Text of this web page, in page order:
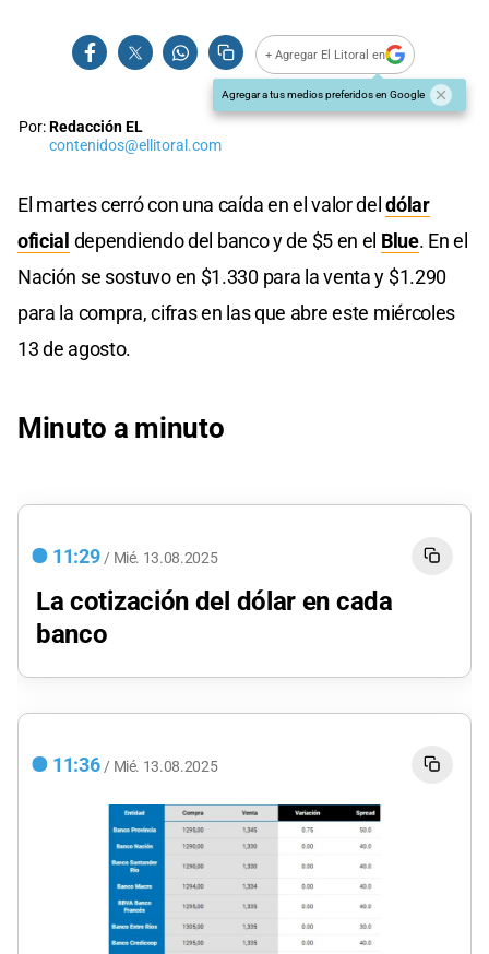
+ Agregar El Litoral en
Agregar a tus medios preferidos en Google
Por:Redacción EL
contenidos@ellitoral.com
El martes cerró con una caída en el valor deldólar
oficial dependiendo del banco y de $5 en el Blue. En el
Nación se sostuvo en $1.330 para la venta y $1.290
para la compra, cifras en las que abre este miércoles
13 de agosto.
Minuto a minuto
11:29 / Mié. 13.08.2025
La cotización del dólar en cada
banco
11:36 / Mié. 13.08.2025